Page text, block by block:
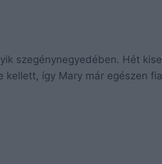
szegénynegyedében. Hét
így Mary már egészen